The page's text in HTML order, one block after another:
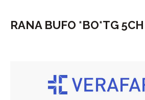
RANA BUFO *BO*TG 5CH